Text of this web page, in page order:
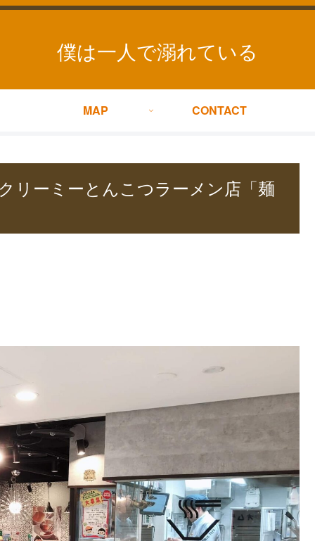
僕は一人で溺れている
MAP CONTACT
リーミーとんこつラーメン店「麺